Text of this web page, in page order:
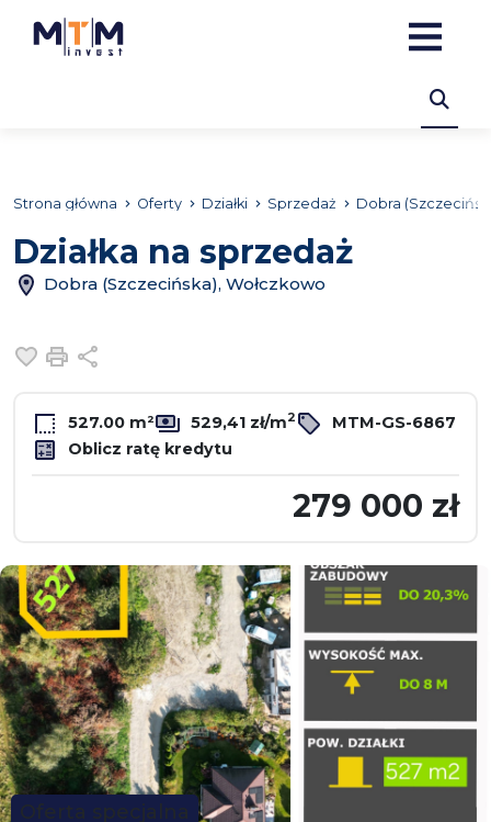
Strona główna Oferty Działki Sprzedaż Dobra
Działka na sprzedaż
Dobra (Szczecińska), Wołczkowo
Dodaj do ulubionych
Drukuj
527.00 m² 529,41 zł/m2
MTM-GS-6867
Oblicz ratę kredytu
279 000 zł
Oferta specjalna